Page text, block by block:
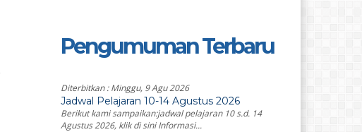
Pengumuman Terbaru
Diterbitkan :Minggu, 9 Agu 2026
Jadwal Pelajaran 10-14 Agustus 2026
Berikut kami sampaikan:jadwal pelajaran 10 s.d. 14
Agustus 2026, klik di sini Informasi...